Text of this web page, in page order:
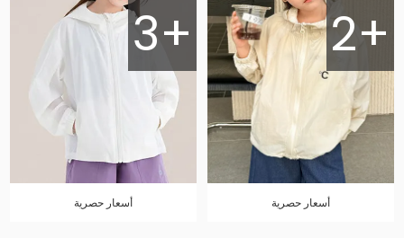
2+
أسعار حصرية
3+
أسعار حصرية